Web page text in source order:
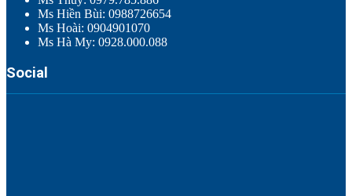
Ms Hiền Bùi: 0988726654
Ms Hoài: 0904901070
Ms Hà My: 0928.000.088
Social